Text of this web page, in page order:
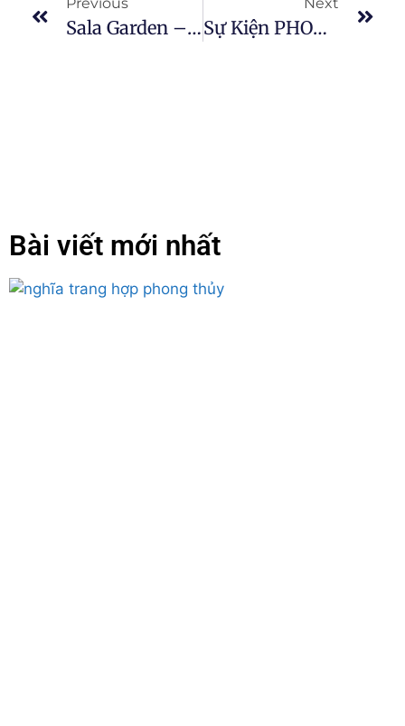
Sala Garden – Bài Toán Khan Hiếm Đất Nghĩa Trang Tại Tp. HCM Sự Kiện PHONG THỦY ÂM TRẠCH – VƯỢNG KHÍ GIA TỘC”
Bài viết mới nhất